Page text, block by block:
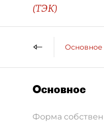
(ТЭК)
Основное
Основное
Форма